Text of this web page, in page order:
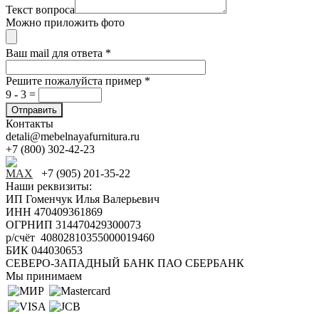
Текст вопроса
Можно приложить фото
Ваш mail для ответа *
Решите пожалуйста пример *
9 - 3 =
Контакты
detali@mebelnayafurnitura.ru
+7 (800) 302-42-23
+7 (905) 201-35-22
Наши реквизиты:
ИП Гоменчук Илья Валерьевич
ИНН 470409361869
ОГРНИП 314470429300073
р/счёт 40802810355000019460
БИК 044030653
СЕВЕРО-ЗАПАДНЫЙ БАНК ПАО СБЕРБАНК
Мы принимаем